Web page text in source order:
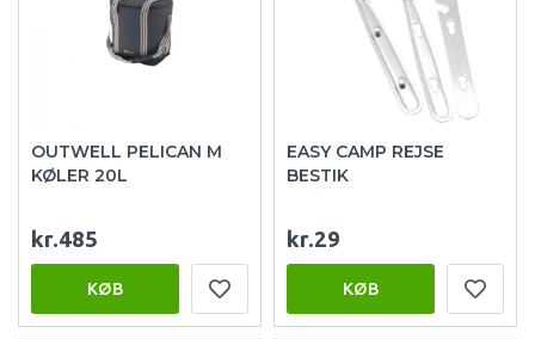
OUTWELL PELICAN M
KØLER 20L
kr.485
KØB
EASY CAMP REJSE
BESTIK
kr.29
KØB